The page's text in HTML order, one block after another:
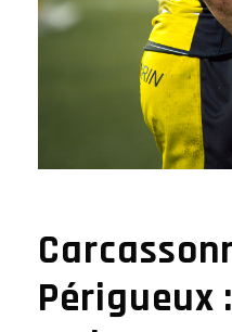
Périgueux